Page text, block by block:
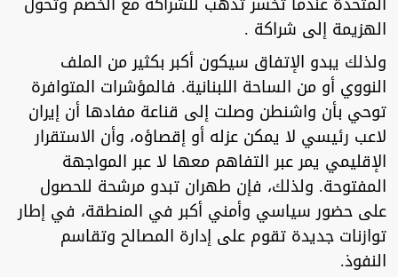
الهزيمة إلى شراكة .
ولذلك يبدو الإتفاق سيكون أكبر بكثير من الملف
النووي أو من الساحة اللبنانية. فالمؤشرات المتوافرة
توحي بأن واشنطن وصلت إلى قناعة مفادها أن إيران
لاعب رئيسي لا يمكن عزله أو إقصاؤه، وأن الاستقرار
الإقليمي يمر عبر التفاهم معها لا عبر المواجهة
المفتوحة. ولذلك، فإن طهران تبدو مرشحة للحصول
على حضور سياسي وأمني أكبر في المنطقة، في إطار
توازنات جديدة تقوم على إدارة المصالح وتقاسم
النفوذ.